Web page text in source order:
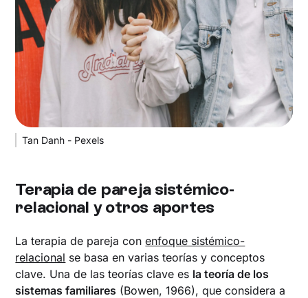
Tan Danh - Pexels
Terapia de pareja sistémico-
relacional y otros aportes
La terapia de pareja conenfoque sistémico-
relacional se basa en varias teorías y conceptos
clave. Una de las teorías clave es la teoría de los
sistemas familiares (Bowen, 1966), que considera a